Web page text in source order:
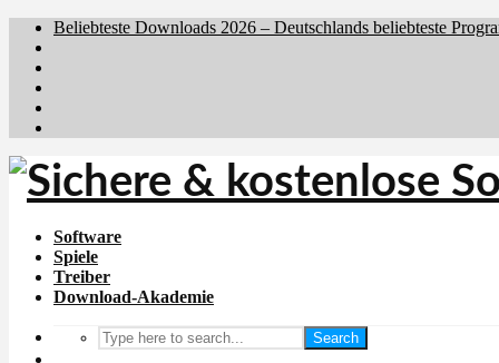
Beliebteste Downloads 2026 – Deutschlands beliebteste
Software
Spiele
Treiber
Download-Akademie
Search